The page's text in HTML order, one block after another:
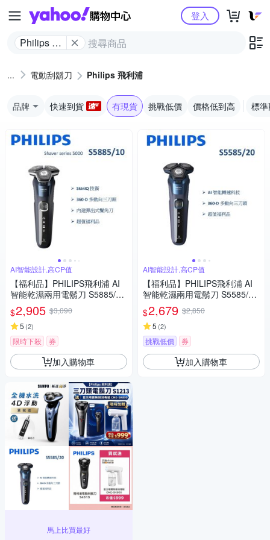
Yahoo購物中心
Philips 飛
登入
電動刮鬍刀 Philips 飛利浦
品牌 快速到貨 有現貨 挑戰低價 價格低到高 標
AI智能設計,高CP值
【福利品】PHILIPS飛利浦 AI
智能乾濕兩用電鬍刀 S5885/10
(一年保固)
$2,905 $3,090
5 (2)
限時下殺 券
加入購物車
馬上比買最好
AI智能設計,高CP值
【福利品】PHILIPS飛利浦 AI
智能乾濕兩用電鬍刀 S5585/20
(一年保固)
$2,679 $2,850
5 (2)
挑戰低價 券
加入購物車